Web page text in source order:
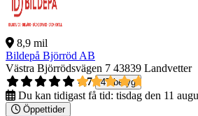
8,9 mil
Bildepå Björröd AB
Västra Björrödsvägen 7 43839 Landvetter
4,7
47 betyg
Du kan tidigast få tid: tisdag den 11
Öppettider